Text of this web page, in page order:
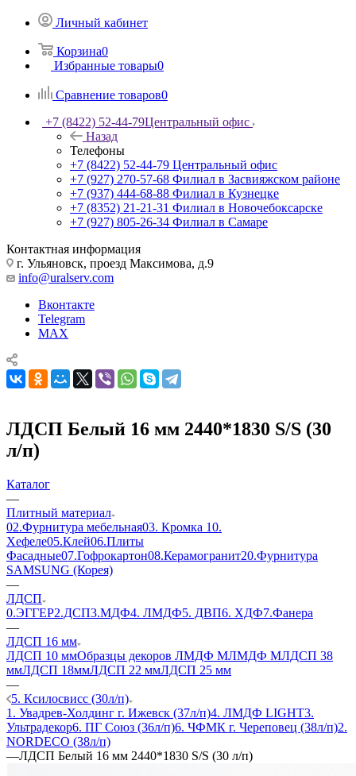
Личный кабинет
Корзина0
Избранные товары0
Сравнение товаров0
+7 (8422) 52-44-79Центральный офис
Назад
Телефоны
+7 (8422) 52-44-79 Центральный офис
+7 (927) 270-57-68 Филиал в Засвияжском районе
+7 (937) 444-68-88 Филиал в Кузнецке
+7 (8352) 21-21-31 Филиал в Новочебоксарске
+7 (927) 805-26-34 Филиал в Самаре
Контактная информация
г. Ульяновск, проезд Максимова, д.9
info@uralserv.com
Вконтакте
Telegram
MAX
ЛДСП Белый 16 мм 2440*1830 S/S (30
л/п)
Каталог
—
Плитный материал
02.Фурнитура мебельная03. Кромка 10.
Хефеле05.Клей06.Плиты
Фасадные07.Гофрокартон08.Керамогранит20.Фурнитура
SAMSUNG (Корея)
—
ЛДСП
0.ЭГГЕР2.ДСП3.МДФ4. ЛМДФ5. ДВП6. ХДФ7.Фанера
—
ЛДСП 16 мм
ЛДСП 10 ммОбразцы декоров ЛМДФ МЛМДФ МЛДСП 38
ммЛДСП 18ммЛДСП 22 ммЛДСП 25 мм
—
5. Ксилосвисс (30л/п)
1. Увадрев-Холдинг г. Ижевск (37л/п)4. ЛМДФ LIGHT3.
Ультрадекор6. ПГ Союз (36л/п)6. ЧФМК г. Череповец (38л/п)2.
NORDECO (38л/п)
—ЛДСП Белый 16 мм 2440*1830 S/S (30 л/п)